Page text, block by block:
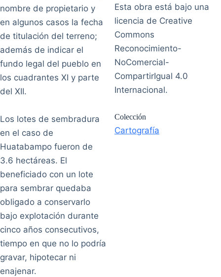
nombre de propietario y
en algunos casos la fecha
de titulación del terreno;
además de indicar el
fundo legal del pueblo en
los cuadrantes XI y parte
del XII.
Los lotes de sembradura
en el caso de
Huatabampo fueron de
3.6 hectáreas. El
beneficiado con un lote
para sembrar quedaba
obligado a conservarlo
bajo explotación durante
cinco años consecutivos,
tiempo en que no lo podría
gravar, hipotecar ni
enajenar.
Esta obra está bajo una
licencia de Creative
Commons
Reconocimiento-
NoComercial-
CompartirIgual 4.0
Internacional.
Colección
Cartografía